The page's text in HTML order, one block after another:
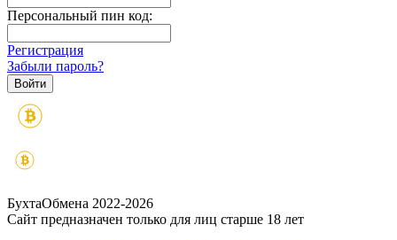
Персональный пин код:
Регистрация
Забыли пароль?
БухтаОбмена 2022-2026
Сайт предназначен только для лиц старше 18 лет